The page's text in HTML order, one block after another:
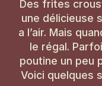
Des frites
une délicieuse
a l’air. Mais
le régal.
poutine un peu
Voici quelques